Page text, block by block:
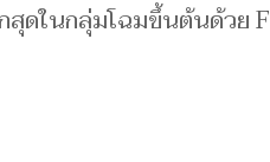
สุดในกลุ่มโฉมขึ้นต้นด้วย F